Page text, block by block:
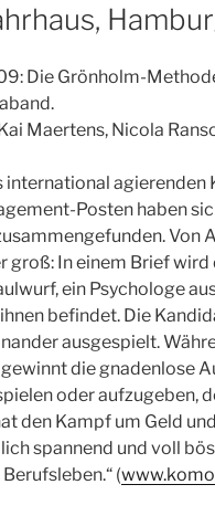
Die Grönholm-
Maertens, Nicola
international agierenden
Posten haben
Von
groß: In einem Brief
ein Psychologe
befindet. Die
ausgespielt.
die gnadenlose
oder aufzugeben,
den Kampf um Geld
spannend und voll
(